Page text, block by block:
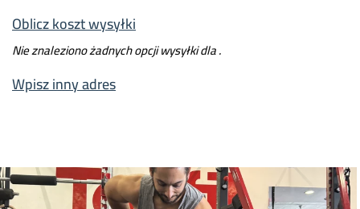
Oblicz koszt wysyłki
Nie znaleziono żadnych opcji wysyłki dla.
Wpisz inny adres